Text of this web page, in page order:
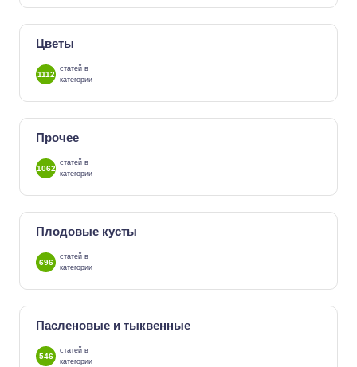
Цветы
1112
статей в
категории
Прочее
1062
статей в
категории
Плодовые кусты
696
статей в
категории
Пасленовые и тыквенные
546
статей в
категории